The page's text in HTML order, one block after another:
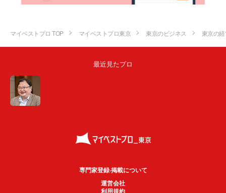
マイベストプロ TOP マイベストプロ東京 東京のビジネス 東京の
最近見たプロ
専門家登録·掲載について
運営会社
利用規約